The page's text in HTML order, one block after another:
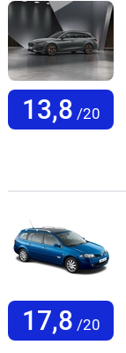
13,8 /20
17,8 /20